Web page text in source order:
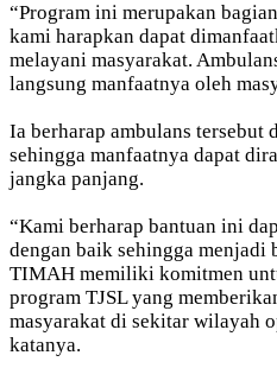
“Program ini merupakan
kami harapkan dapat
melayani masyarakat.
langsung manfaatnya oleh
Ia berharap ambulans tersebut
sehingga manfaatnya dapat
jangka panjang.
“Kami berharap bantuan ini
dengan baik sehingga menjadi
TIMAH memiliki komitmen
program TJSL yang
masyarakat di sekitar wilayah
katanya.